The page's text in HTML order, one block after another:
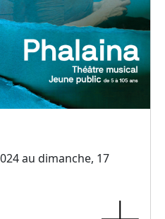
au dimanche, 17